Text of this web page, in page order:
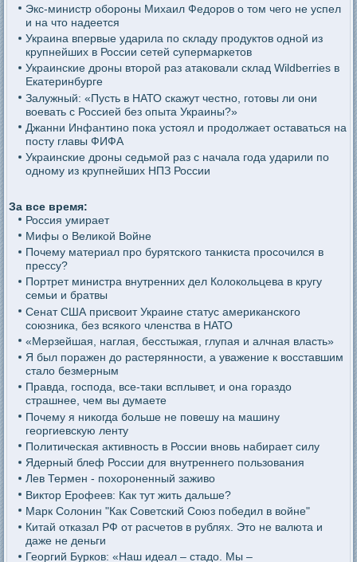
Экс-министр обороны Михаил Федоров о том чего не успел
и на что надеется
Украина впервые ударила по складу продуктов одной из
крупнейших в России сетей супермаркетов
Украинские дроны второй раз атаковали склад Wildberries в
Екатеринбурге
Залужный: «Пусть в НАТО скажут честно, готовы ли они
воевать с Россией без опыта Украины?»
Джанни Инфантино пока устоял и продолжает оставаться на
посту главы ФИФА
Украинские дроны седьмой раз с начала года ударили по
одному из крупнейших НПЗ России
За все время:
Россия умирает
Мифы о Великой Войне
Почему материал про бурятского танкиста просочился в
прессу?
Портрет министра внутренних дел Колокольцева в кругу
семьи и братвы
Сенат США присвоит Украине статус американского
союзника, без всякого членства в НАТО
«Мерзейшая, наглая, бесстыжая, глупая и алчная власть»
Я был поражен до растерянности, а уважение к восставшим
стало безмерным
Правда, господа, все-таки всплывет, и она гораздо
страшнее, чем вы думаете
Почему я никогда больше не повешу на машину
георгиевскую ленту
Политическая активность в России вновь набирает силу
Ядерный блеф России для внутреннего пользования
Лев Термен - похороненный заживо
Виктор Ерофеев: Как тут жить дальше?
Марк Солонин "Как Советский Союз победил в войне"
Китай отказал РФ от расчетов в рублях. Это не валюта и
даже не деньги
Георгий Бурков: «Наш идеал – стадо. Мы –